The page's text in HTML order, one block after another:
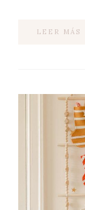
LEER MÁS